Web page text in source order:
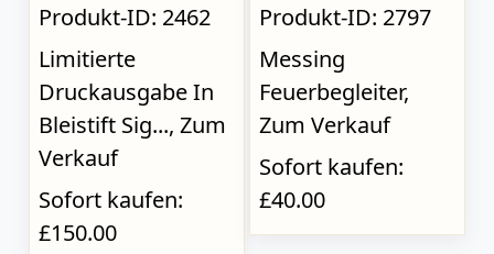
Produkt-ID: 2462
Limitierte
Druckausgabe In
Bleistift Sig..., Zum
Verkauf
Sofort kaufen:
£150.00
Produkt-ID: 2797
Messing
Feuerbegleiter,
Zum Verkauf
Sofort kaufen:
£40.00